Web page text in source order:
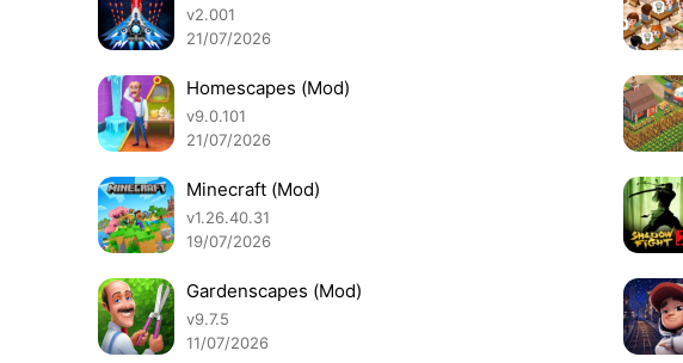
v2.001
21/07/2026
Homescapes (Mod)
v9.0.101
21/07/2026
Minecraft (Mod)
v1.26.40.31
19/07/2026
Gardenscapes (Mod)
v9.7.5
11/07/2026